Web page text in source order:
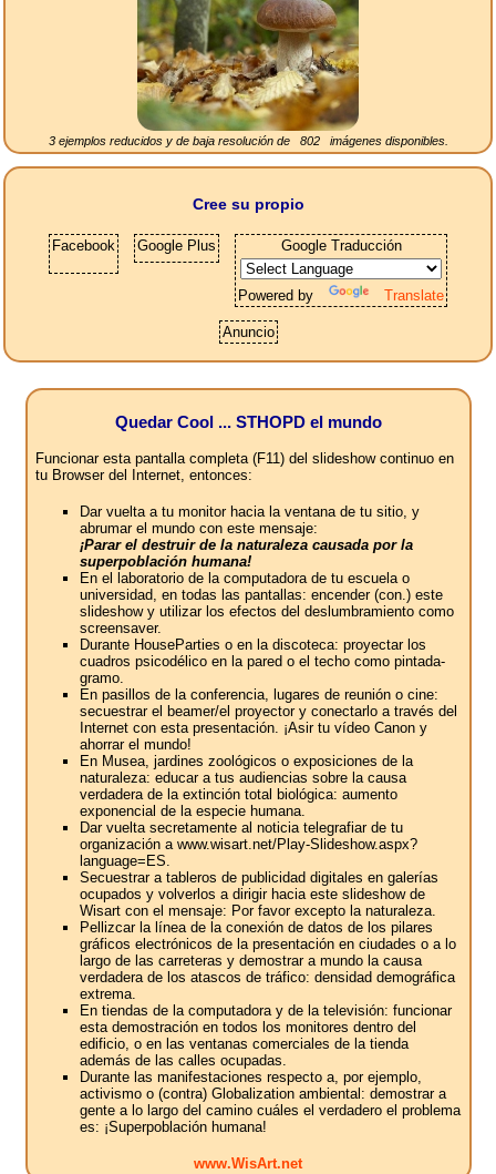
3 ejemplos reducidos y de baja resolución de 802imágenes disponibles.
Cree su propio
Facebook Google Plus Google Traducción
Powered by Translate
Anuncio
Quedar Cool ... STHOPD el mundo
Funcionar esta pantalla completa (F11) del slideshow continuo en
tu Browser del Internet, entonces:
Dar vuelta a tu monitor hacia la ventana de tu sitio, y
abrumar el mundo con este mensaje:
¡Parar el destruir de la naturaleza causada por la
superpoblación humana!
En el laboratorio de la computadora de tu escuela o
universidad, en todas las pantallas: encender (con.) este
slideshow y utilizar los efectos del deslumbramiento como
screensaver.
Durante HouseParties o en la discoteca: proyectar los
cuadros psicodélico en la pared o el techo como pintada-
gramo.
En pasillos de la conferencia, lugares de reunión o cine:
secuestrar el beamer/el proyector y conectarlo a través del
Internet con esta presentación. ¡Asir tu vídeo Canon y
ahorrar el mundo!
En Musea, jardines zoológicos o exposiciones de la
naturaleza: educar a tus audiencias sobre la causa
verdadera de la extinción total biológica: aumento
exponencial de la especie humana.
Dar vuelta secretamente al noticia telegrafiar de tu
organización a www.wisart.net/Play-Slideshow.aspx?
language=ES.
Secuestrar a tableros de publicidad digitales en galerías
ocupados y volverlos a dirigir hacia este slideshow de
Wisart con el mensaje: Por favor excepto la naturaleza.
Pellizcar la línea de la conexión de datos de los pilares
gráficos electrónicos de la presentación en ciudades o a lo
largo de las carreteras y demostrar a mundo la causa
verdadera de los atascos de tráfico: densidad demográfica
extrema.
En tiendas de la computadora y de la televisión: funcionar
esta demostración en todos los monitores dentro del
edificio, o en las ventanas comerciales de la tienda
además de las calles ocupadas.
Durante las manifestaciones respecto a, por ejemplo,
activismo o (contra) Globalization ambiental: demostrar a
gente a lo largo del camino cuáles el verdadero el problema
es: ¡Superpoblación humana!
www.WisArt.net